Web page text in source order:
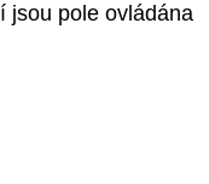
jsou pole ovládána